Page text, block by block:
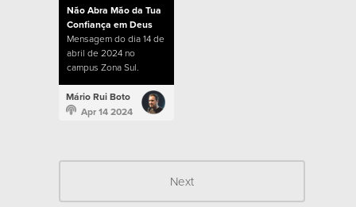
Não Abra Mão da Tua
Confiança em Deus
Mensagem do dia 14 de
abril de 2024 no
campus Zona Sul.
Mário Rui Boto
Apr 14 2024
Next